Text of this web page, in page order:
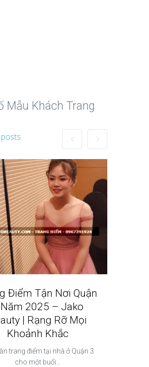
Mẫu Khách Trang
Điểm Tận Nơi Quận
2025 – Jako
| Rạng Rỡ Mọi
Khoảnh Khắc
trang điểm tại nhà ở Quận 3
cho một buổi…